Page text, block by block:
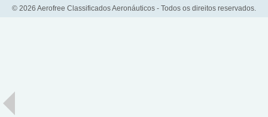
© 2026 Aerofree Classificados Aeronáuticos - Todos os direitos reservados.